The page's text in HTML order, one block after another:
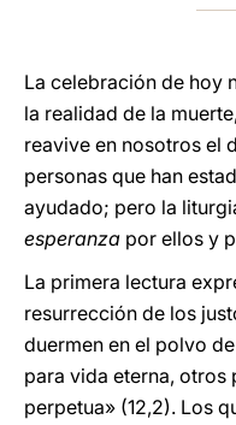
La celebración de hoy
la realidad de la
reavive en nosotros el
personas que han
ayudado; pero la
esperanza por ellos y
La primera lectura
resurrección de los
duermen en el polvo
para vida eterna, otros
perpetua» (12,2). Los